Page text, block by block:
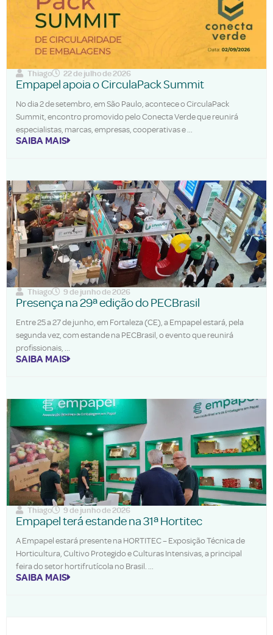
Thiago 22 de julho de 2026
Empapel apoia o CirculaPack Summit
No dia 2 de setembro, em São Paulo, acontece o CirculaPack
Summit, encontro promovido pelo Conecta Verde que reunirá
especialistas, marcas, empresas, cooperativas e
SAIBA MAIS
Thiago 9 de junho de 2026
Presença na 29ª edição do PECBrasil
Entre 25 a 27 de junho, em Fortaleza (CE), a Empapel estará, pela
segunda vez, com estande na PECBrasil, o evento que reunirá
profissionais,
SAIBA MAIS
Thiago 9 de junho de 2026
Empapel terá estande na 31ª Hortitec
A Empapel estará presente na HORTITEC – Exposição Técnica de
Horticultura, Cultivo Protegido e Culturas Intensivas, a principal
feira do setor hortifrutícola no Brasil.
SAIBA MAIS